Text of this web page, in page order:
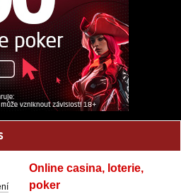
Online casina, loterie,
poker